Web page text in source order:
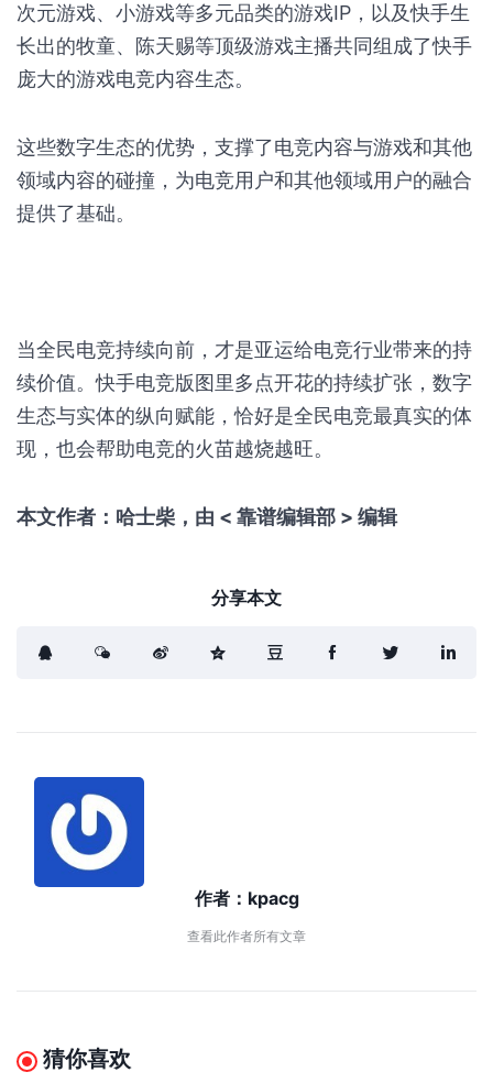
次元游戏、小游戏等多元品类的游戏IP，以及快手生
长出的牧童、陈天赐等顶级游戏主播共同组成了快手
庞大的游戏电竞内容生态。
这些数字生态的优势，支撑了电竞内容与游戏和其他
领域内容的碰撞，为电竞用户和其他领域用户的融合
提供了基础。
当全民电竞持续向前，才是亚运给电竞行业带来的持
续价值。快手电竞版图里多点开花的持续扩张，数字
生态与实体的纵向赋能，恰好是全民电竞最真实的体
现，也会帮助电竞的火苗越烧越旺。
本文作者：哈士柴，由 < 靠谱编辑部 > 编辑
分享本文
作者： kpacg
查看此作者所有文章
猜你喜欢